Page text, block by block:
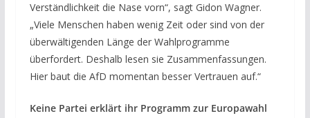
Verständlichkeit die Nase vorn“, sagt Gidon Wagner.
„Viele Menschen haben wenig Zeit oder sind von der
überwältigenden Länge der Wahlprogramme
überfordert. Deshalb lesen sie Zusammenfassungen.
Hier baut die AfD momentan besser Vertrauen auf.“
Keine Partei erklärt ihr Programm zur Europawahl